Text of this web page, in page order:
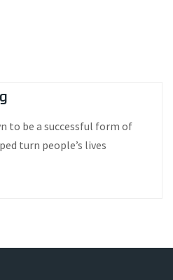
to be a successful form of
turn people’s lives